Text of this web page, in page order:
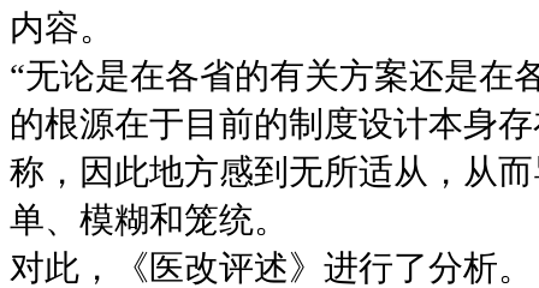
内容。
“无论是在各省的有关方案还是在
的根源在于目前的制度设计本身
称，因此地方感到无所适从，从
单、模糊和笼统。
对此，《医改评述》进行了分析。